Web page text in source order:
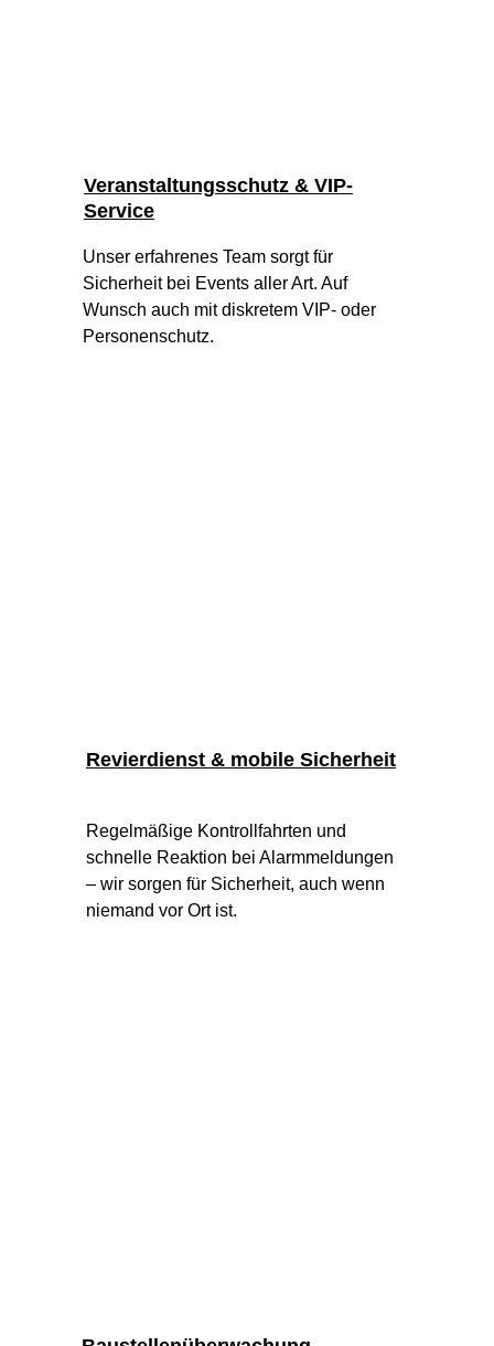
Veranstaltungsschutz & VIP-
Service
Unser erfahrenes Team sorgt für
Sicherheit bei Events aller Art. Auf
Wunsch auch mit diskretem VIP- oder
Personenschutz.
Regelmäßige Kontrollfahrten und
schnelle Reaktion bei Alarmmeldungen
– wir sorgen für Sicherheit, auch wenn
niemand vor Ort ist.
Revierdienst & mobile Sicherheit